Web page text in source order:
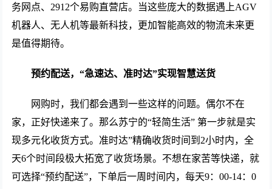
务网点、2912个易购直营店。当这些庞大的数据遇上AGV
机器人、无人机等最新科技，更加智能高效的物流未来更
是值得期待。
预约配送，“急速达、准时达”实现智慧送货
网购时，我们都会遇到一些这样的问题。偶尔不在
家，正好快递来了。那么苏宁的“轻简生活” 第一步就是实
现多元化收货方式。准时达”精确收货时间到2小时内，全
天6个时间段极大拓宽了收货场景。不想在家苦等快递，就
可选择“预约配送”，下单后一周时间内，每天9：00-14：0